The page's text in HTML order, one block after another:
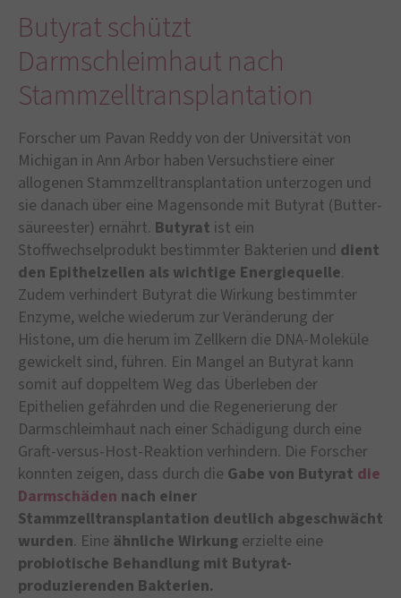
Butyrat schützt
Darmschleimhaut nach
Stammzelltransplantation
Forscher um Pavan Reddy von der Universität von
Michigan in Ann Arbor haben Versuchstiere einer
allogenen Stammzelltransplantation unterzogen und
sie danach über eine Magensonde mit Butyrat (Butter­
säureester) ernährt. Butyrat ist ein
Stoffwechselprodukt bestimmter Bakterien und dient
den Epithelzellen als wichtige Energiequelle.
Zudem verhindert Butyrat die Wirkung bestimmter
Enzyme, welche wiederum zur Veränderung der
Histone, um die herum im Zellkern die DNA-Moleküle
gewickelt sind, führen. Ein Mangel an Butyrat kann
somit auf doppeltem Weg das Überleben der
Epithelien gefährden und die Regenerierung der
Darmschleimhaut nach einer Schädigung durch eine
Graft-versus-Host-Reaktion verhindern. Die Forscher
konnten zeigen, dass durch die Gabe von Butyrat die
Darmschäden nach einer
Stammzelltransplantation deutlich abgeschwächt
wurden. Eine ähnliche Wirkung erzielte eine
probiotische Behandlung mit Butyrat-
produzierenden Bakterien.